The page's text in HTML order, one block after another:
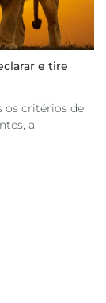
e tire
os critérios de
a